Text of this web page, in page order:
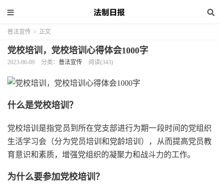
普法宣传 > 正文
党校培训，党校培训心得体会1000字
2023-06-09 分类： 普法宣传 阅读(343)
什么是党校培训？
党校培训是指党员到所在党支部进行为期一段时间的党组织
生活学习会（分为党员培训和党龄培训），从而提高党员教
育意识和素质，增强党组织的凝聚力和战斗力的工作。
为什么要参加党校培训？